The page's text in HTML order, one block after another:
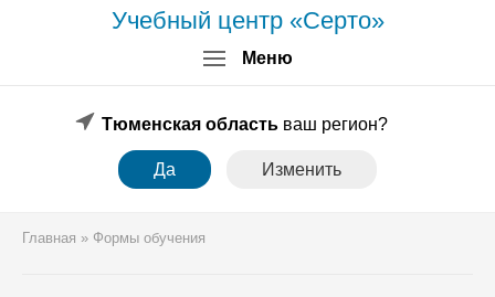
Меню
Учебный центр «Серто»
Тюменская область ваш регион?
Да Изменить
Главная » Формы обучения
Форма заявки
Образец диплома
Аттестация поверителей
Системы менеджмента
Реквизиты